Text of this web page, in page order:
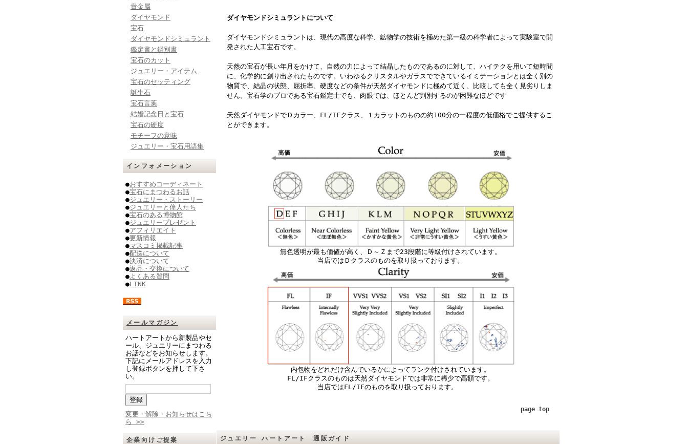
貴金属
ダイヤモンド
宝石
ダイヤモンドシミュラント
鑑定書と鑑別書
宝石のカット
ジュエリー・アイテム
宝石のセッティング
誕生石
宝石言葉
結婚記念日と宝石
宝石の硬度
モチーフの意味
ジュエリー・宝石用語集
インフォメーション
●おすすめコーディネート
●宝石にまつわるお話
●ジュエリー・ストーリー
●ジュエリーと偉人たち
●宝石のある博物館
●ジュエリープレゼント
●アフィリエイト
●更新情報
●マスコミ掲載記事
●配送について
●決済について
●返品・交換について
●よくある質問
●LINK
メールマガジン
ハートアートから新製品やセ
ール、ジュエリーにまつわる
お話などをお知らせします。
下記にメールアドレスを入力
し登録ボタンを押して下さ
い。
変更・解除・お知らせはこち
ら >>
企業向けご提案
ダイヤモンドシミュラントについて
ダイヤモンドシミュラントは、現代の高度な科学、鉱物学の技術を極めた第一級の科学者によって実験室で開
発された人工宝石です。
天然の宝石が長い年月をかけて、自然の力によって結晶したものであるのに対して、ハイテクを用いて短時間
に、化学的に創り出されたものです。いわゆるクリスタルやガラスでできているイミテーションとは全く別の
物質で、結晶の状態、屈折率、硬度などの条件が天然ダイヤモンドに極めて近く、比較しても全く見劣りしま
せん。宝石学のプロである宝石鑑定士でも、肉眼では、ほとんど判別するのが困難なほどです
天然ダイヤモンドでＤカラー、FL/IFクラス、１カラットのものの約100分の一程度の低価格でご提供するこ
とができます。
無色透明が最も価値が高く、Ｄ～Ｚまで23段階に等級付けされています。
当店ではＤクラスのものを取り扱っております。
内包物をどれだけ含んでいるかによってランク付けされています。
FL/IFクラスのものは天然ダイヤモンドでは非常に稀少で高額です。
当店ではFL/IFのものを取り扱っております。
page top
ジュエリー ハートアート 通販ガイド